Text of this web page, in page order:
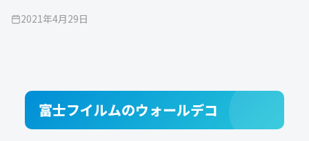
2021年4月29日
富士フイルムのウォールデコ